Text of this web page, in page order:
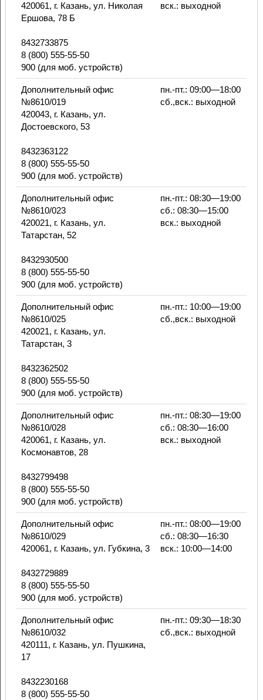
420061, г. Казань, ул. Николая
Ершова, 78 Б
8432733875
8 (800) 555-55-50
900 (для моб. устройств)
вск.: выходной
Дополнительный офис
№8610/019
420043, г. Казань, ул.
Достоевского, 53
8432363122
8 (800) 555-55-50
900 (для моб. устройств)
пн.-пт.: 09:00—18:00
сб.,вск.: выходной
Дополнительный офис
№8610/023
420021, г. Казань, ул.
Татарстан, 52
8432930500
8 (800) 555-55-50
900 (для моб. устройств)
пн.-пт.: 08:30—19:00
сб.: 08:30—15:00
вск.: выходной
Дополнительный офис
№8610/025
420021, г. Казань, ул.
Татарстан, 3
8432362502
8 (800) 555-55-50
900 (для моб. устройств)
пн.-пт.: 10:00—19:00
сб.,вск.: выходной
Дополнительный офис
№8610/028
420061, г. Казань, ул.
Космонавтов, 28
8432799498
8 (800) 555-55-50
900 (для моб. устройств)
пн.-пт.: 08:30—19:00
сб.: 08:30—16:00
вск.: выходной
Дополнительный офис
№8610/029
420061, г. Казань, ул. Губкина, 3
8432729889
8 (800) 555-55-50
900 (для моб. устройств)
пн.-пт.: 08:00—19:00
сб.: 08:30—16:30
вск.: 10:00—14:00
Дополнительный офис
№8610/032
420111, г. Казань, ул. Пушкина,
17
8432230168
8 (800) 555-55-50
пн.-пт.: 09:30—18:30
сб.,вск.: выходной